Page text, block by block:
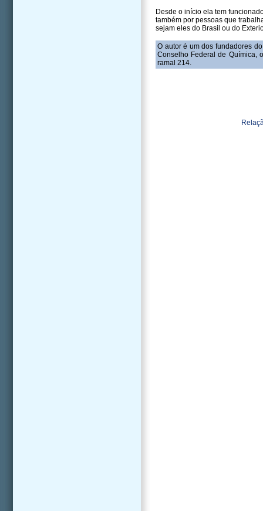
Desde o início ela tem
também por pessoas que
sejam eles do Brasil ou do
O autor é um dos fundadores
Conselho Federal de Química,
ramal 214.